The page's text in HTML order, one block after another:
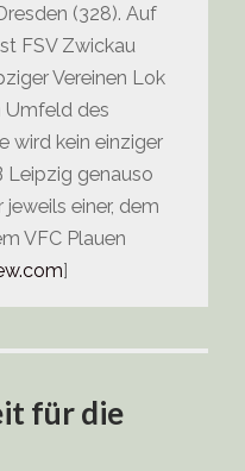
(328). Auf
FSV Zwickau
Vereinen Lok
Umfeld des
wird kein einziger
Leipzig genauso
einer, dem
VFC Plauen
]
für die